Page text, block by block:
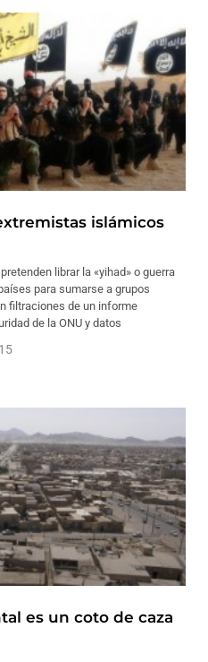
islámicos
librar la «yihad» o guerra
para sumarse a grupos
filtraciones de un informe
de la ONU y datos
es un coto de caza